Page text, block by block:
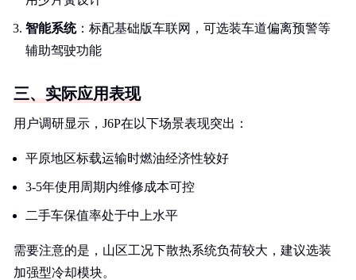
智能系统：标配基础版车联网，可选装车道偏离预警等
辅助驾驶功能
三、实际应用表现
用户调研显示，J6P在以下场景表现突出：
平原地区标载运输时燃油经济性较好
3-5年使用周期内维修成本可控
二手车保值率处于中上水平
需要注意的是，山区工况下散热系统负荷较大，建议选装
加强型冷却模块。